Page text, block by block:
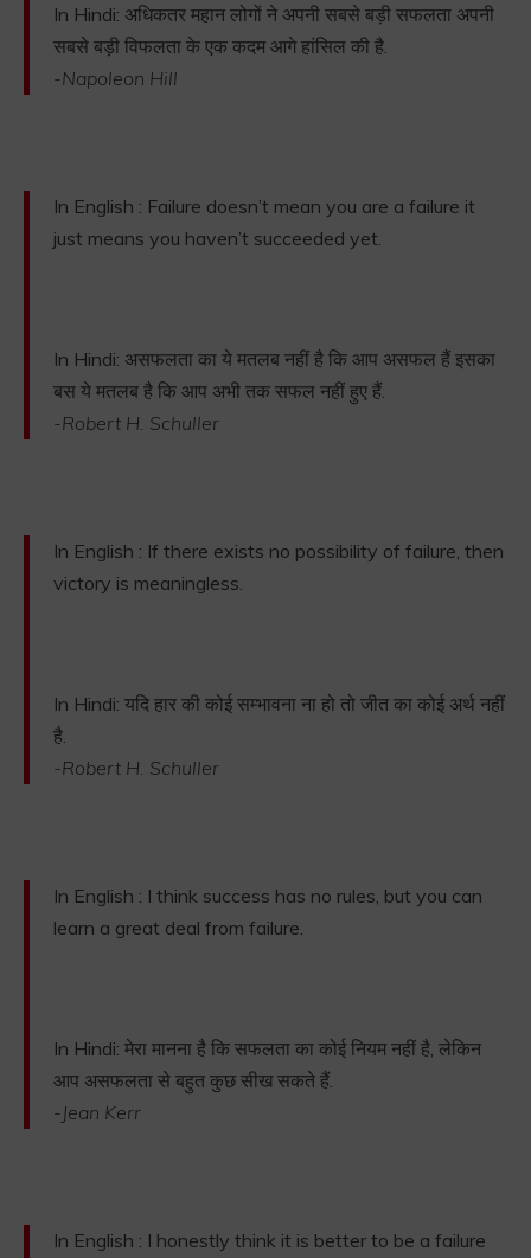
In Hindi: अधिकतर महान लोगों ने अपनी सबसे बड़ी सफलता अपनी
सबसे बड़ी विफलता के एक कदम आगे हांसिल की है.
-Napoleon Hill
In English : Failure doesn’t mean you are a failure it
just means you haven’t succeeded yet.
In Hindi: असफलता का ये मतलब नहीं है कि आप असफल हैं इसका
बस ये मतलब है कि आप अभी तक सफल नहीं हुए हैं.
-Robert H. Schuller
In English : If there exists no possibility of failure, then
victory is meaningless.
In Hindi: यदि हार की कोई सम्भावना ना हो तो जीत का कोई अर्थ नहीं
है.
-Robert H. Schuller
In English : I think success has no rules, but you can
learn a great deal from failure.
In Hindi: मेरा मानना है कि सफलता का कोई नियम नहीं है, लेकिन
आप असफलता से बहुत कुछ सीख सकते हैं.
-Jean Kerr
In English : I honestly think it is better to be a failure